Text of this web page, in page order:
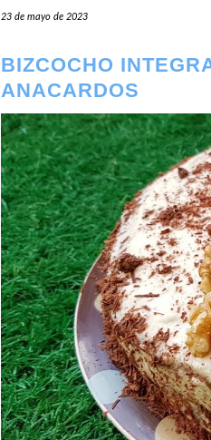
23 de mayo de 2023
BIZCOCHO
ANACARDOS